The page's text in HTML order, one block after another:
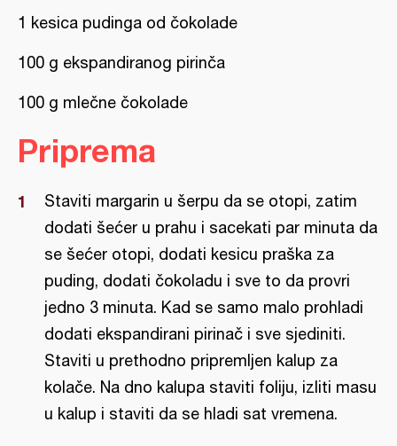
1 kesica pudinga od čokolade
100 g ekspandiranog pirinča
100 g mlečne čokolade
Priprema
Staviti margarin u šerpu da se otopi, zatim
dodati šećer u prahu i sacekati par minuta da
se šećer otopi, dodati kesicu praška za
puding, dodati čokoladu i sve to da provri
jedno 3 minuta. Kad se samo malo prohladi
dodati ekspandirani pirinač i sve sjediniti.
Staviti u prethodno pripremljen kalup za
kolače. Na dno kalupa staviti foliju, izliti masu
u kalup i staviti da se hladi sat vremena.